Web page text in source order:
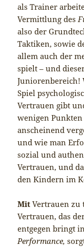
als Trainer
Vermittlung des
also der
Taktiken, sowie
allem auch der
spielt – und
Juniorenbereich!
Spiel
Vertrauen gibt
wenigen
anscheinend
und wie man
sozial und
Vertrauen, und
den Kindern im
MitVertrauen zu
Vertrauen, das
entgegen bringt
Performance,